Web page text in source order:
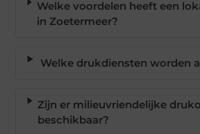
Welke voordelen heeft een
in Zoetermeer?
Welke drukdiensten worden
Zijn er milieuvriendelijke
beschikbaar?